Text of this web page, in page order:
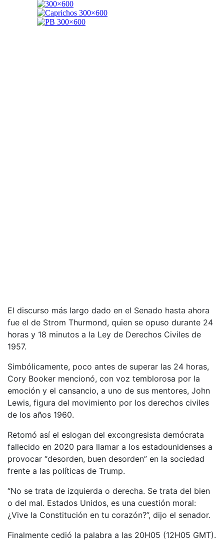
El discurso más largo dado en el Senado hasta ahora
fue el de Strom Thurmond, quien se opuso durante 24
horas y 18 minutos a la Ley de Derechos Civiles de
1957.
Simbólicamente, poco antes de superar las 24 horas,
Cory Booker mencionó, con voz temblorosa por la
emoción y el cansancio, a uno de sus mentores, John
Lewis, figura del movimiento por los derechos civiles
de los años 1960.
Retomó así el eslogan del excongresista demócrata
fallecido en 2020 para llamar a los estadounidenses a
provocar “desorden, buen desorden” en la sociedad
frente a las políticas de Trump.
“No se trata de izquierda o derecha. Se trata del bien
o del mal. Estados Unidos, es una cuestión moral:
¿Vive la Constitución en tu corazón?”, dijo el senador.
Finalmente cedió la palabra a las 20H05 (12H05 GMT).